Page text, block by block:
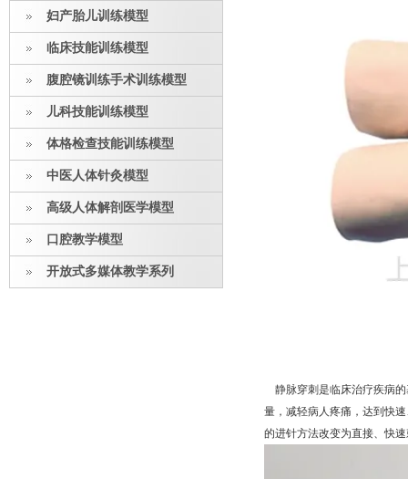
妇产胎儿训练模型
临床技能训练模型
腹腔镜训练手术训练模型
儿科技能训练模型
体格检查技能训练模型
中医人体针灸模型
高级人体解剖医学模型
口腔教学模型
开放式多媒体教学系列
静脉穿刺是临床治疗疾病的
量，减轻病人疼痛，达到快
的进针方法改变为直接、快